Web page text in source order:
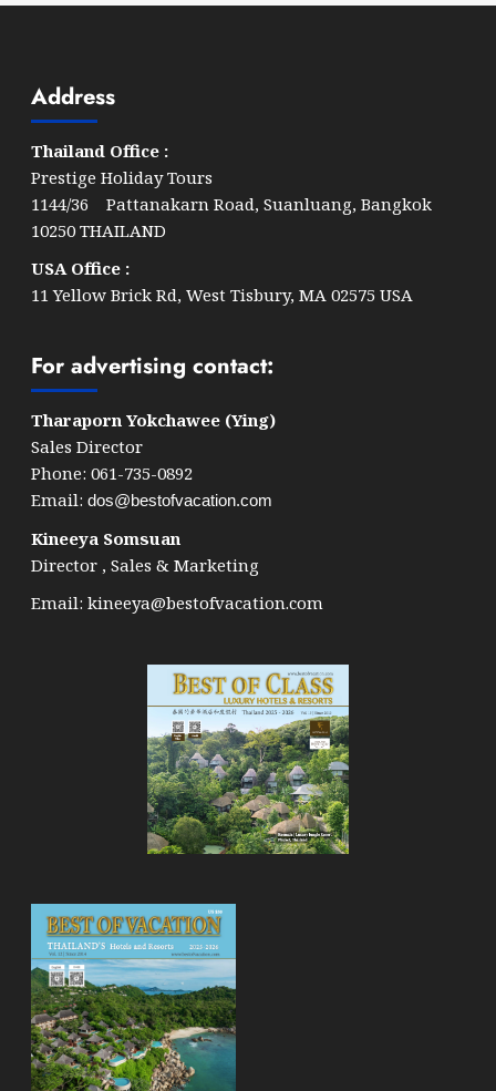
Address
Thailand Office :
Prestige Holiday Tours
1144/36 Pattanakarn Road, Suanluang, Bangkok
10250 THAILAND
USA Office :
11 Yellow Brick Rd, West Tisbury, MA 02575 USA
For advertising contact:
Tharaporn Yokchawee (Ying)
Sales Director
Phone: 061-735-0892
Email: dos@bestofvacation.com
Kineeya Somsuan
Director , Sales & Marketing
Email: kineeya@bestofvacation.com